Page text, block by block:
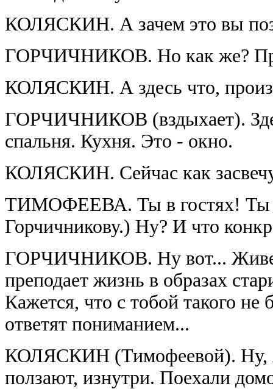
КОЛЯСКИН. А зачем это вы
ГОРЧИЧНИКОВ. Но как же?
КОЛЯСКИН. А здесь что,
ГОРЧИЧНИКОВ (вздыхает).
спальня. Кухня. Это - окно.
КОЛЯСКИН. Сейчас как
ТИМОФЕЕВА. Ты в гостях! Ты
Горчичникову.) Ну? И что
ГОРЧИЧНИКОВ. Ну вот...
преподает жизнь в образах
Кажется, что с тобой такого не
ответят пониманием...
КОЛЯСКИН (Тимофеевой). Ну,
ползают, изнутри. Поехали